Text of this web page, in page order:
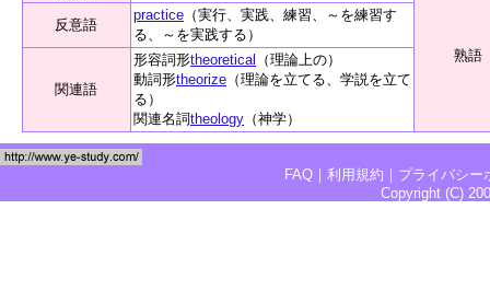
熟語
反意語
practice （実行、実践、練習、～を練習す
る、～を実践する）
関連語
形容詞形theoretical
（理論上の）
動詞形theorize （理論を立てる、学説を立て
る）
関連名詞theology （神学）
FAQ ｜ 利用規約 ｜ プライバシー
Copyright (C)